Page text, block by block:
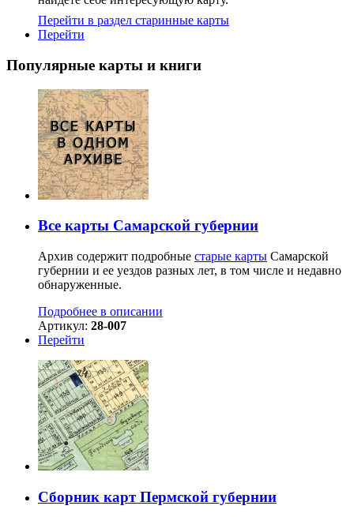
Перейти в раздел старинные карты
Перейти
Популярные карты и книги
Все карты Самарской губернии
Архив содержит подробные старые карты Самарской
губернии и ее уездов разных лет, в том числе и недавно
обнаруженные.
Подробнее в описании
Артикул: 28-007
Перейти
Сборник карт Пермской губернии